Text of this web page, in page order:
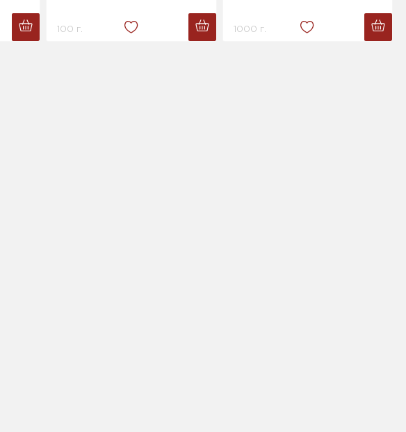
100 г. 1000 г.